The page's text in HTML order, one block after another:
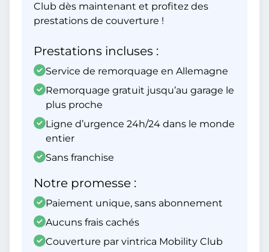
Club dès maintenant et profitez des
prestations de couverture !
Prestations incluses :
Service de remorquage en Allemagne
Remorquage gratuit jusqu’au garage le
plus proche
Ligne d’urgence 24h/24 dans le monde
entier
Sans franchise
Notre promesse :
Paiement unique, sans abonnement
Aucuns frais cachés
Couverture par vintrica Mobility Club